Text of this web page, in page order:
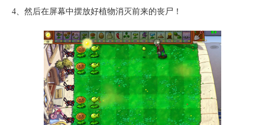
4、然后在屏幕中摆放好植物消灭前来的丧尸！